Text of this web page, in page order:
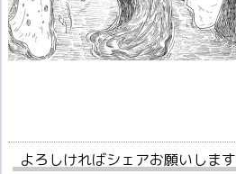
よろしければシェアお願いします